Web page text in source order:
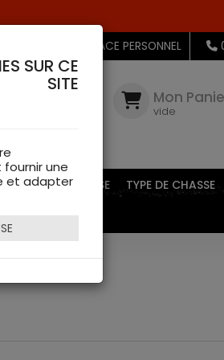
MON ESPACE PERSONNEL
Mon
vide
DE CHASSE
TYPE DE CHASSE
SUR CE
SITE
une
et adapter